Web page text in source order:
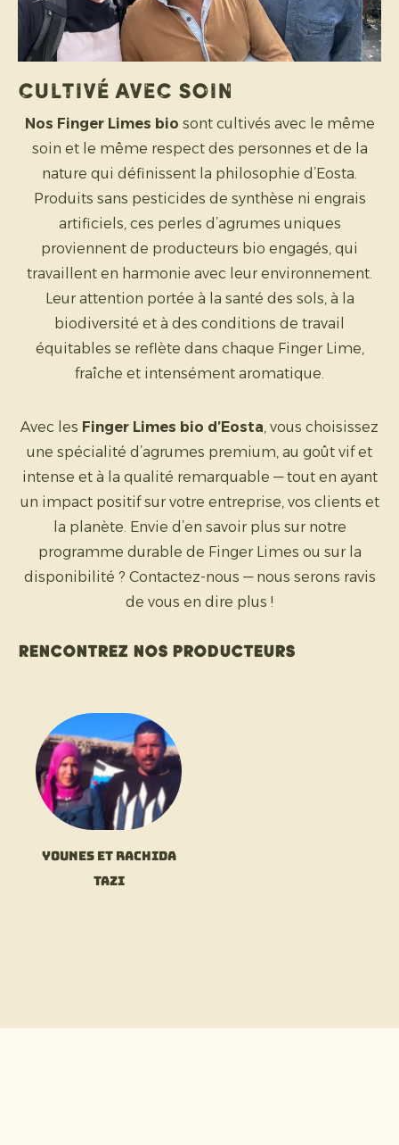
Cultivé avec soin
Nos Finger Limes bio sont cultivés avec le même
soin et le même respect des personnes et de la
nature qui définissent la philosophie d’Eosta.
Produits sans pesticides de synthèse ni engrais
artificiels, ces perles d’agrumes uniques
proviennent de producteurs bio engagés, qui
travaillent en harmonie avec leur environnement.
Leur attention portée à la santé des sols, à la
biodiversité et à des conditions de travail
équitables se reflète dans chaque Finger Lime,
fraîche et intensément aromatique.
Avec les Finger Limes bio d’Eosta, vous choisissez
une spécialité d’agrumes premium, au goût vif et
intense et à la qualité remarquable — tout en ayant
un impact positif sur votre entreprise, vos clients et
la planète. Envie d’en savoir plus sur notre
programme durable de Finger Limes ou sur la
disponibilité ? Contactez-nous — nous serons ravis
de vous en dire plus !
Rencontrez nos producteurs
Younes et Rachida
Tazi